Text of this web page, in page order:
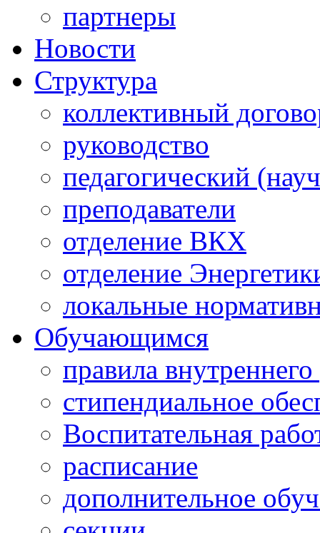
партнеры
Новости
Структура
коллективный
руководство
педагогический
преподаватели
отделение ВКХ
отделение
локальные
Обучающимся
правила
стипендиальное
Воспитательная
расписание
дополнительное